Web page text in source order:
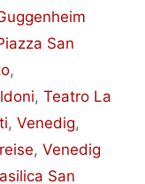
San
,
, Teatro La
, Venedig,
, Venedig
San